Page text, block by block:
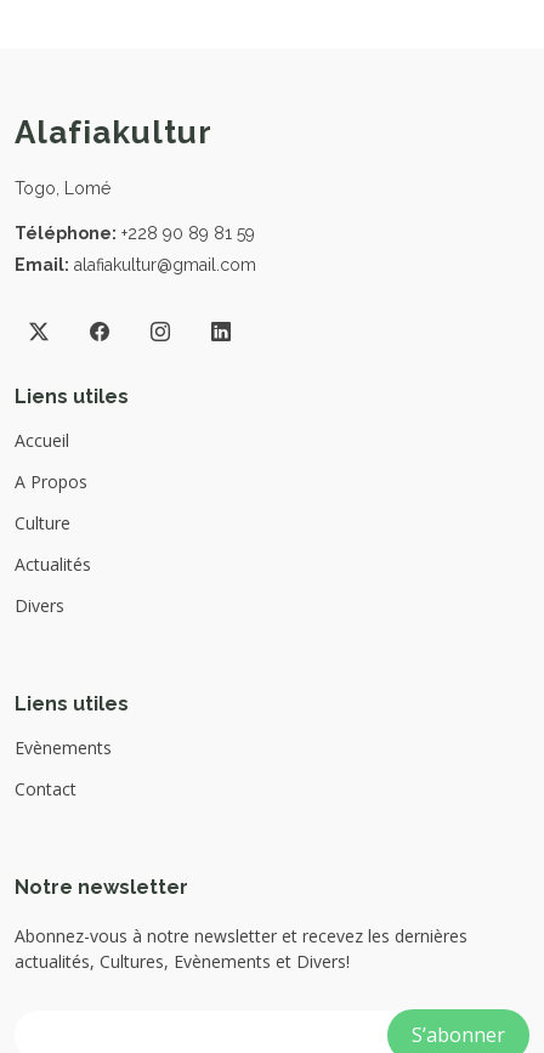
Alafiakultur
Togo, Lomé
Téléphone: +228 90 89 81 59
Email: alafiakultur@gmail.com
Liens utiles
Accueil
A Propos
Culture
Actualités
Divers
Liens utiles
Evènements
Contact
Notre newsletter
Abonnez-vous à notre newsletter et recevez les dernières
actualités, Cultures, Evènements et Divers!